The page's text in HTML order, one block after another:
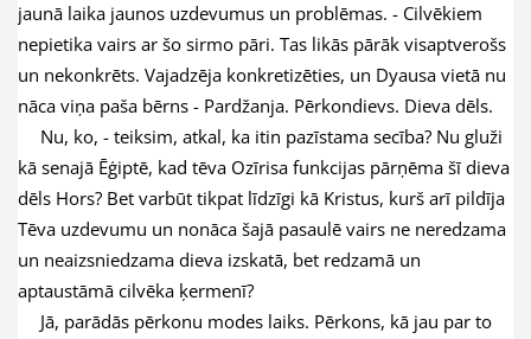
jaunā laika jaunos uzdevumus un problēmas. - Cilvēkiem
nepietika vairs ar šo sirmo pāri. Tas likās pārāk visaptverošs
un nekonkrēts. Vajadzēja konkretizēties, un Dyausa vietā nu
nāca viņa paša bērns - Pardžanja. Pērkondievs. Dieva dēls.
Nu, ko, - teiksim, atkal, ka itin pazīstama secība? Nu gluži
kā senajā Ēģiptē, kad tēva Ozīrisa funkcijas pārņēma šī dieva
dēls Hors? Bet varbūt tikpat līdzīgi kā Kristus, kurš arī pildīja
Tēva uzdevumu un nonāca šajā pasaulē vairs ne neredzama
un neaizsniedzama dieva izskatā, bet redzamā un
aptaustāmā cilvēka ķermenī?
Jā, parādās pērkonu modes laiks. Pērkons, kā jau par to